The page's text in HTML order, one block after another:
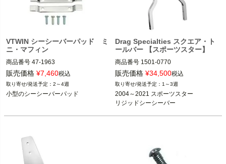
VTWIN シーシーバーパッド ミ
ニ・マフィン
商品番号 47-1963
47-1963
V-TWIN（V-ツイン）
販売価格 ¥7,460税込
2～4週
小型のシーシーバーパッド
Drag Specialties スクエア・ト
ールバー 【スポーツスター】
商品番号 1501-0770
旧型番：1501-0521
下記のサイドプレート装着車
1504-0117（2004～2021 スポーツス
ター、リジッドタイプ）
リティーズ）
販売価格 ¥34,500税込
1～3週
2004～2021 スポーツスター
リジッドシーシーバー